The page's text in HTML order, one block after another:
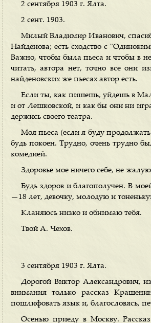
2 сентября 1903 г. Ялта.
2 сент. 1903.
Милый Владимир Иванович,
Найденова; есть сходство с
Важно, чтобы была пьеса и чтобы в
читать, автора нет, точно все они
найденовских же пьесах автор есть.
Если ты, как пишешь, уйдешь в
и от Лешковской, и как бы они ни
держись своего театра.
Моя пьеса (если я буду продолжать
будь покоен. Трудно, очень трудно
комедией.
Здоровье мое ничего себе, не
Будь здоров и благополучен. В
—18 лет, девочку, молодую и
Кланяюсь низко и обнимаю тебя.
Твой А. Чехов.
3 сентября 1903 г. Ялта.
Дорогой Виктор Александрович,
внимания только рассказ
пошлифовать язык и, благословясь,
Осенью приеду в Москву.